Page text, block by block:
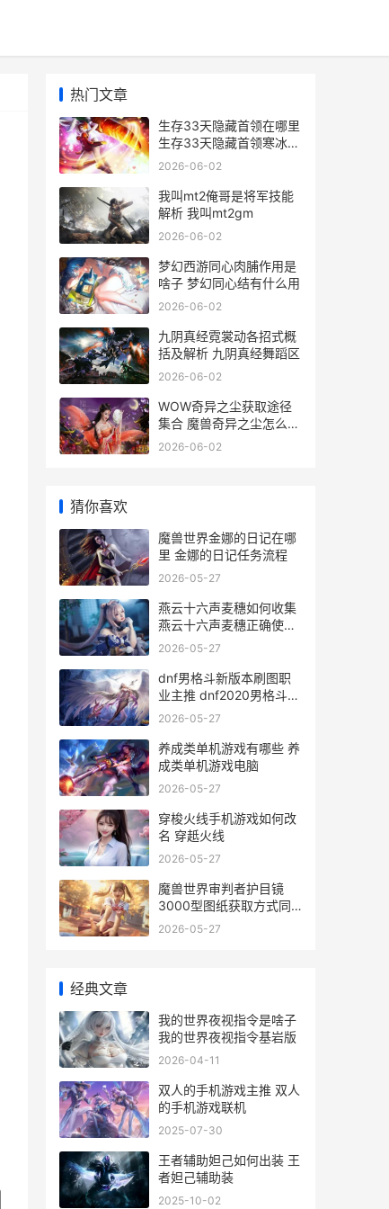
热门文章
生存33天隐藏首领在哪里
生存33天隐藏首领寒冰之
地
2026-06-02
我叫mt2俺哥是将军技能
解析 我叫mt2gm
2026-06-02
梦幻西游同心肉脯作用是
啥子 梦幻同心结有什么用
2026-06-02
九阴真经霓裳动各招式概
括及解析 九阴真经舞蹈区
2026-06-02
WOW奇异之尘获取途径
集合 魔兽奇异之尘怎么获
得
2026-06-02
猜你喜欢
魔兽世界金娜的日记在哪
里 金娜的日记任务流程
2026-05-27
燕云十六声麦穗如何收集
燕云十六声麦穗正确使用
方法
2026-05-27
dnf男格斗新版本刷图职
业主推 dnf2020男格斗哪
个职业好
2026-05-27
养成类单机游戏有哪些 养
成类单机游戏电脑
2026-05-27
穿梭火线手机游戏如何改
名 穿赿火线
2026-05-27
魔兽世界审判者护目镜
3000型图纸获取方式同
享 魔兽世界 审判者
2026-05-27
经典文章
我的世界夜视指令是啥子
我的世界夜视指令基岩版
2026-04-11
双人的手机游戏主推 双人
的手机游戏联机
2025-07-30
王者辅助妲己如何出装 王
者妲己辅助装
2025-10-02